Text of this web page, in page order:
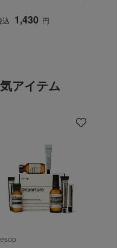
込 1,430 円
アイテム